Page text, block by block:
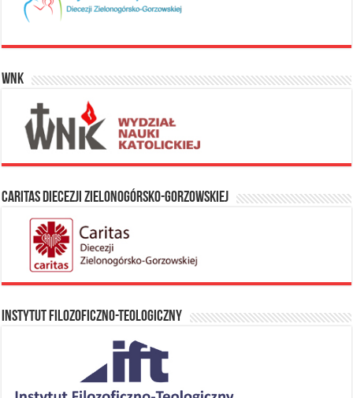
WNK
Caritas Diecezji Zielonogórsko-Gorzowskiej
Instytut Filozoficzno-Teologiczny